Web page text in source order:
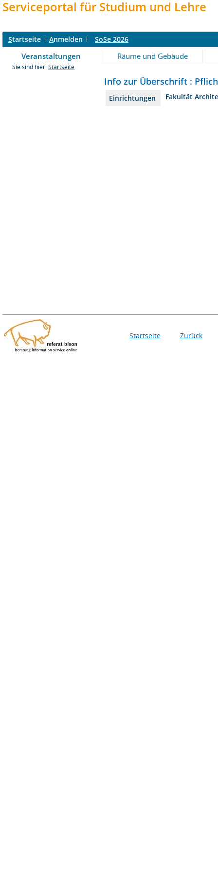
Serviceportal für Studium und Lehre
Startseite Anmelden SoSe 2026
Veranstaltungen Räume und Gebäude
Sie sind hier: Startseite
Info zur Überschrift :
Einrichtungen Fakultät
Startseite Zurück